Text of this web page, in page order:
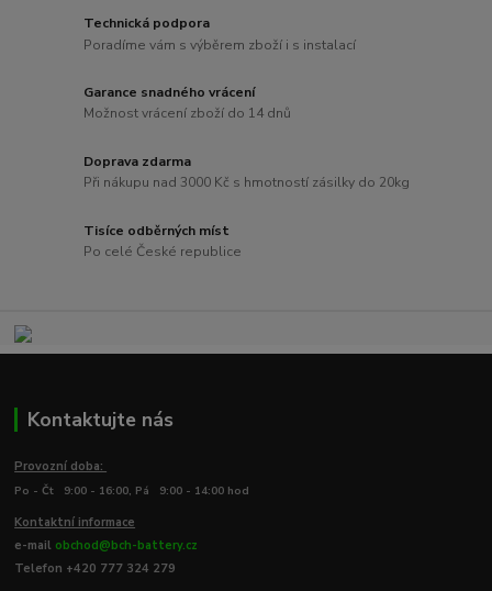
Technická podpora
Poradíme vám s výběrem zboží i s instalací
Garance snadného vrácení
Možnost vrácení zboží do 14 dnů
Doprava zdarma
Při nákupu nad 3000 Kč s hmotností zásilky do 20kg
Tisíce odběrných míst
Po celé České republice
Kontaktujte nás
Provozní doba:
Po - Čt 9:00 - 16:00, Pá 9:00 - 14:00 hod
Kontaktní informace
e-mail obchod@bch-battery.cz
Telefon +420 777 324 279